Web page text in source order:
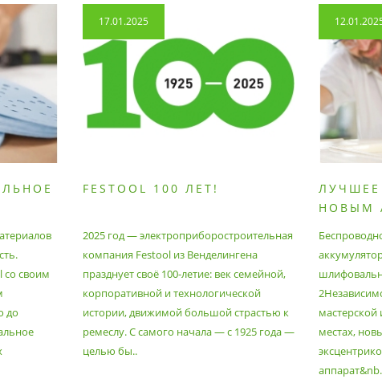
со своим
до
17.01.2025
FESTOOL 100 ЛЕТ!
2025 год — электроприборостроительная
компания Festool из Венделингена
празднует своё 100-летие: век семейной,
корпоративной и технологической
истории, движимой большой страстью к
ремеслу. С самого начала — с 1925 года —
целью бы..
НОВЫМ
мастерской
местах,